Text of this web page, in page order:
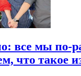
все мы по-
что такое